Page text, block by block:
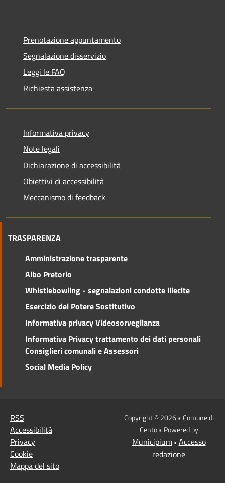
Prenotazione appuntamento
Segnalazione disservizio
Leggi le FAQ
Richiesta assistenza
Informativa privacy
Note legali
Dichiarazione di accessibilità
Obiettivi di accessibilità
Meccanismo di feedback
TRASPARENZA
Amministrazione trasparente
Albo Pretorio
Whistlebowling - segnalazioni condotte illecite
Esercizio del Potere Sostitutivo
Informativa privacy Videosorveglianza
Informativa Privacy trattamento dei dati personali
Consiglieri comunali e Assessori
Social Media Policy
RSS
Accessibilità
Privacy
Cookie
Mappa del sito
Copyright © 2026 • Comune di
Cento • Powered by
Municipium• Accesso
redazione